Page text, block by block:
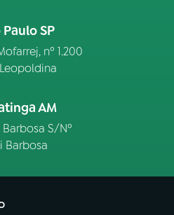
Paulo SP
nº 1.200
AM
Barbosa S/Nº
Barbosa